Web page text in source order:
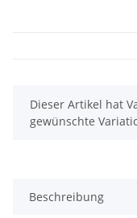
x
Dieser Artikel hat
gewünschte
Beschreibung